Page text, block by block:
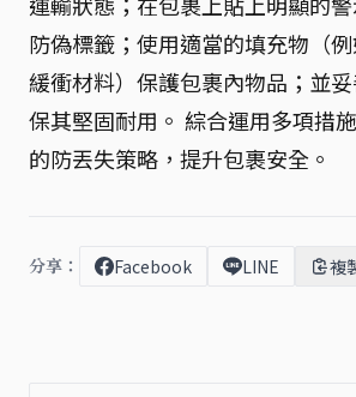
防偽標籤；使用適當的填充物（
緩衝材料）保護包裹內物品；並
保其堅固耐用。 綜合運用多項措
的防丟失策略，提升包裹安全。
分享： Facebook LINE 複